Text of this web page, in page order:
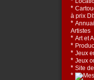
*
à prix
*
Artistes
* Art et
*
* Jeux
* Jeux
* Site
*